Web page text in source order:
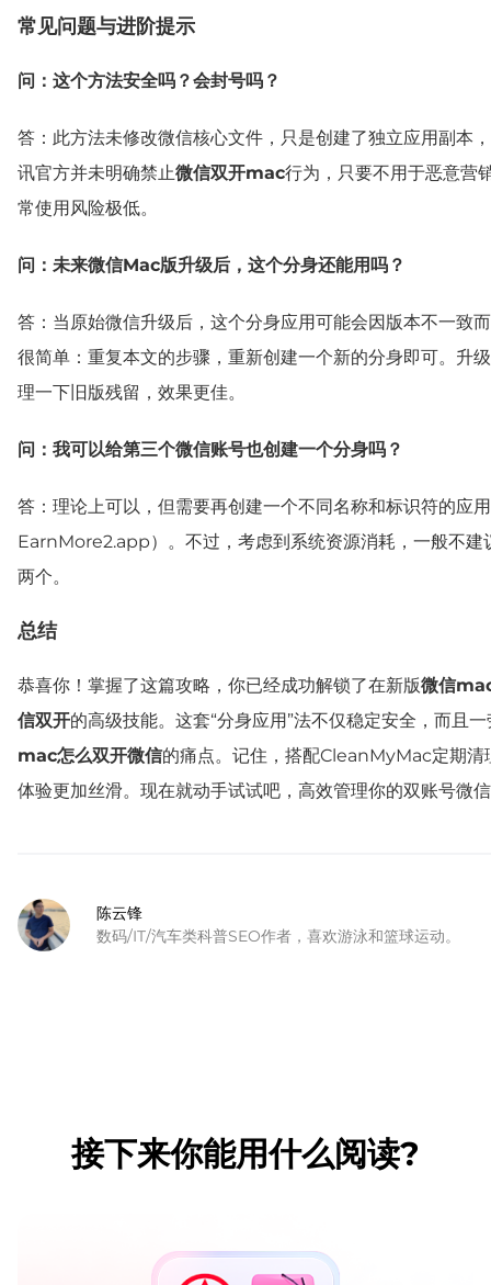
常见问题与进阶提示
问：这个方法安全吗？会封号吗？
答：此方法未修改微信核心文件，只是创建了独立应用副本
讯官方并未明确禁止微信双开mac行为，只要不用于恶意营
常使用风险极低。
问：未来微信Mac版升级后，这个分身还能用吗？
答：当原始微信升级后，这个分身应用可能会因版本不一致
很简单：重复本文的步骤，重新创建一个新的分身即可。升
理一下旧版残留，效果更佳。
问：我可以给第三个微信账号也创建一个分身吗？
答：理论上可以，但需要再创建一个不同名称和标识符的应
EarnMore2.app）。不过，考虑到系统资源消耗，一般不建
两个。
总结
恭喜你！掌握了这篇攻略，你已经成功解锁了在新版微信
信双开的高级技能。这套“分身应用”法不仅稳定安全，而且
mac怎么双开微信的痛点。记住，搭配CleanMyMac定期清
体验更加丝滑。现在就动手试试吧，高效管理你的双账号微
陈云锋
数码/IT/汽车类科普SEO作者，喜欢游泳和篮球运动。
接下来你能用什么阅读?